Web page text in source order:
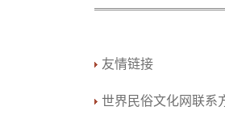
友情链接
世界民俗文化网联系